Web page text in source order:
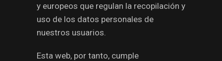
y europeos que regulan la recopilación y
uso de los datos personales de
nuestros usuarios.
Esta web, por tanto, cumple